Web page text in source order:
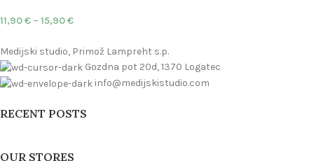
11,90€ – 15,90€
Medijski studio, Primož Lampreht s.p.
Gozdna pot 20d, 1370 Logatec
info@medijskistudio.com
RECENT POSTS
OUR STORES